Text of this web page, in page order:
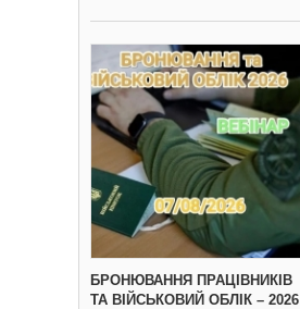
БРОНЮВАННЯ ПРАЦІВНИКІВ
ТА ВІЙСЬКОВИЙ ОБЛІК – 2026